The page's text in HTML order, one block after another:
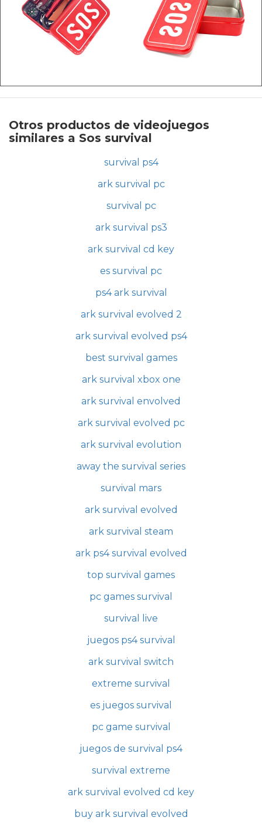
Otros productos de videojuegos
similares a Sos survival
survival ps4
ark survival pc
survival pc
ark survival ps3
ark survival cd key
es survival pc
ps4 ark survival
ark survival evolved 2
ark survival evolved ps4
best survival games
ark survival xbox one
ark survival envolved
ark survival evolved pc
ark survival evolution
away the survival series
survival mars
ark survival evolved
ark survival steam
ark ps4 survival evolved
top survival games
pc games survival
survival live
juegos ps4 survival
ark survival switch
extreme survival
es juegos survival
pc game survival
juegos de survival ps4
survival extreme
ark survival evolved cd key
buy ark survival evolved